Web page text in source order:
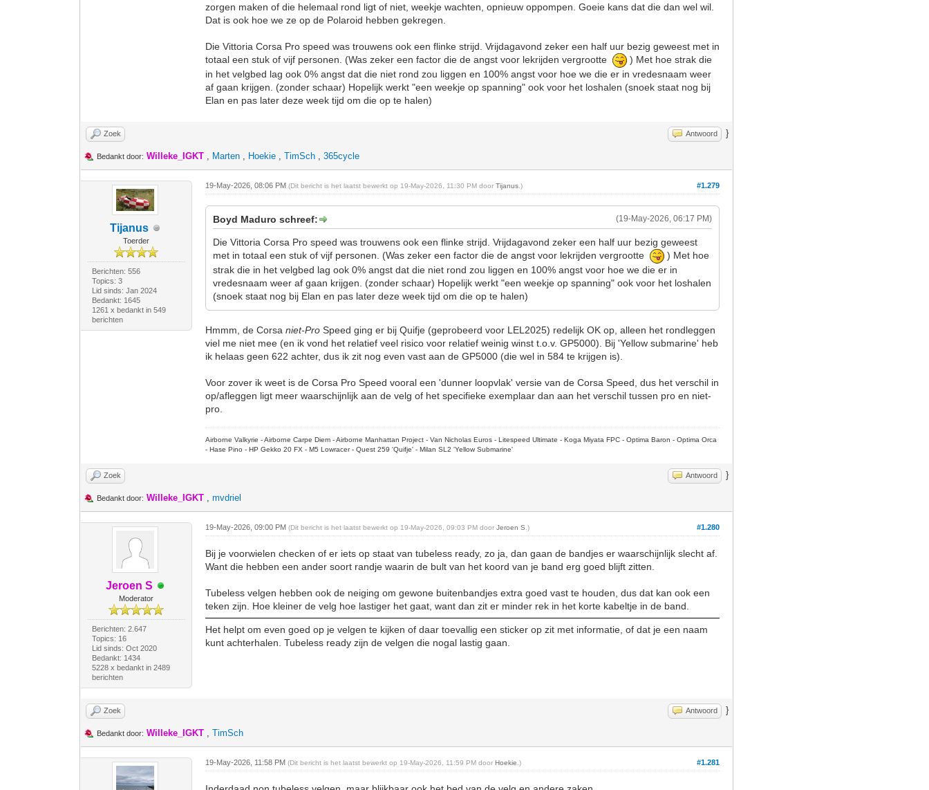
zorgen maken of die helemaal rond ligt of niet, weekje wachten, opnieuw oppompen. Goeie kans dat die dan wel wil.
Dat is ook hoe we ze op de Polaroid hebben gekregen.
Die Vittoria Corsa Pro speed was trouwens ook een flinke strijd. Vrijdagavond zeker een half uur bezig geweest met in
totaal een stuk of vijf personen. (Was zeker een factor die de angst voor lekrijden vergrootte
) Met hoe strak die
in het velgbed lag ook 0% angst dat die niet rond zou liggen en 100% angst voor hoe we die er in vredesnaam weer
af gaan krijgen. (zonder schaar) Hopelijk werkt "een weekje op spanning" ook voor het loshalen (snoek staat nog bij
Elan en pas later deze week tijd om die op te halen)
Zoek Antwoord }
Bedankt door: Willeke_IGKT , Marten , Hoekie ,TimSch ,365cycle
Tijanus
Toerder
Berichten: 556
Topics: 3
Lid sinds: Jan 2024
Bedankt: 1645
1261 x bedankt in 549
berichten
#1.279
19-May-2026, 08:06 PM(Dit bericht is het laatst bewerkt op 19-May-2026, 11:30 PM doorTijanus .)
(19-May-2026, 06:17 PM)
Boyd Maduro schreef:
Die Vittoria Corsa Pro speed was trouwens ook een flinke strijd. Vrijdagavond zeker een half uur bezig geweest
met in totaal een stuk of vijf personen. (Was zeker een factor die de angst voor lekrijden vergrootte
) Met hoe
strak die in het velgbed lag ook 0% angst dat die niet rond zou liggen en 100% angst voor hoe we die er in
vredesnaam weer af gaan krijgen. (zonder schaar) Hopelijk werkt "een weekje op spanning" ook voor het loshalen
(snoek staat nog bij Elan en pas later deze week tijd om die op te halen)
Hmmm, de Corsaniet-Pro Speed ging er bij Quifje (geprobeerd voor LEL2025) redelijk OK op, alleen het rondleggen
viel me niet mee (en ik vond het relatief veel risico voor relatief weinig winst t.o.v. GP5000). Bij 'Yellow submarine' heb
ik helaas geen 622 achter, dus ik zit nog even vast aan de GP5000 (die wel in 584 te krijgen is).
Voor zover ik weet is de Corsa Pro Speed vooral een 'dunner loopvlak' versie van de Corsa Speed, dus het verschil in
op/afleggen ligt meer waarschijnlijk aan de velg of het specifieke exemplaar dan aan het verschil tussen pro en niet-
pro.
Airborne Valkyrie - Airborne Carpe Diem - Airborne Manhattan Project - Van Nicholas Euros - Litespeed Ultimate - Koga Miyata FPC - Optima Baron - Optima Orca
- Hase Pino - HP Gekko 20 FX - M5 Lowracer - Quest 259 'Quifje' - Milan SL2 'Yellow Submarine'
Zoek Antwoord }
Bedankt door: Willeke_IGKT ,mvdriel
Jeroen S
Moderator
Berichten: 2.647
Topics: 16
Lid sinds: Oct 2020
Bedankt: 1434
5228 x bedankt in 2489
berichten
#1.280
19-May-2026, 09:00 PM(Dit bericht is het laatst bewerkt op 19-May-2026, 09:03 PM doorJeroen S .)
Bij je voorwielen checken of er iets op staat van tubeless ready, zo ja, dan gaan de bandjes er waarschijnlijk slecht af.
Want die hebben een ander soort randje waarin de bult van het koord van je band erg goed blijft zitten.
Tubeless velgen hebben ook de neiging om gewone buitenbandjes extra goed vast te houden, dus dat kan ook een
teken zijn. Hoe kleiner de velg hoe lastiger het gaat, want dan zit er minder rek in het korte kabeltje in de band.
Het helpt om even goed op je velgen te kijken of daar toevallig een sticker op zit met informatie, of dat je een naam
kunt achterhalen. Tubeless ready zijn de velgen die nogal lastig gaan.
Zoek Antwoord }
Bedankt door: Willeke_IGKT ,TimSch
#1.281
19-May-2026, 11:58 PM(Dit bericht is het laatst bewerkt op 19-May-2026, 11:59 PM doorHoekie .)